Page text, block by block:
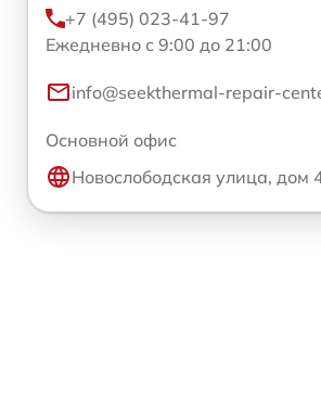
+7 (495) 023-41-97
Ежедневно с 9:00 до 21:00
info@seekthermal-repair-
Основной офис
Новослободская улица, дом